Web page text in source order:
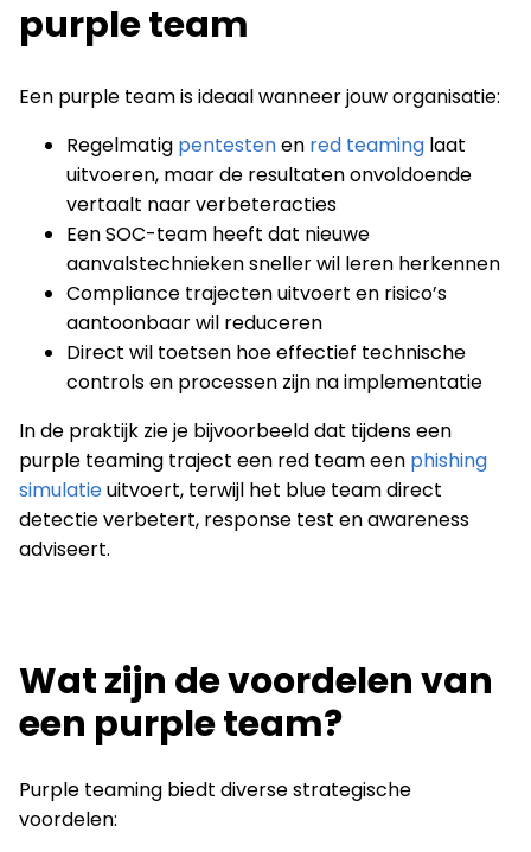
purple team
Een purple team is ideaal wanneer jouw organisatie:
Regelmatig pentestenen red teaming laat
uitvoeren, maar de resultaten onvoldoende
vertaalt naar verbeteracties
Een SOC-team heeft dat nieuwe
aanvalstechnieken sneller wil leren herkennen
Compliance trajecten uitvoert en risico’s
aantoonbaar wil reduceren
Direct wil toetsen hoe effectief technische
controls en processen zijn na implementatie
In de praktijk zie je bijvoorbeeld dat tijdens een
purple teaming traject een red team een phishing
simulatieuitvoert, terwijl het blue team direct
detectie verbetert, response test en awareness
adviseert.
Wat zijn de voordelen van
een purple team?
Purple teaming biedt diverse strategische
voordelen: